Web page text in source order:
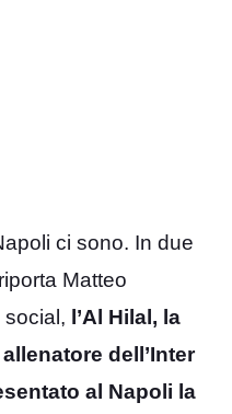
ci sono. In due
Matteo
social, l’Al Hilal, la
dell’Inter
al Napoli la